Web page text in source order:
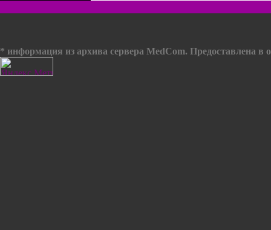
* информация из архива сервера MedCom. Предоставлена в